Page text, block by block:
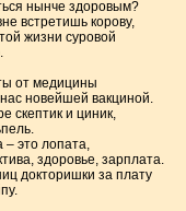
нынче здоровым?
встретишь корову,
жизни суровой
от медицины
новейшей вакциной.
скептик и циник,
– это лопата,
здоровье, зарплата.
докторишки за плату